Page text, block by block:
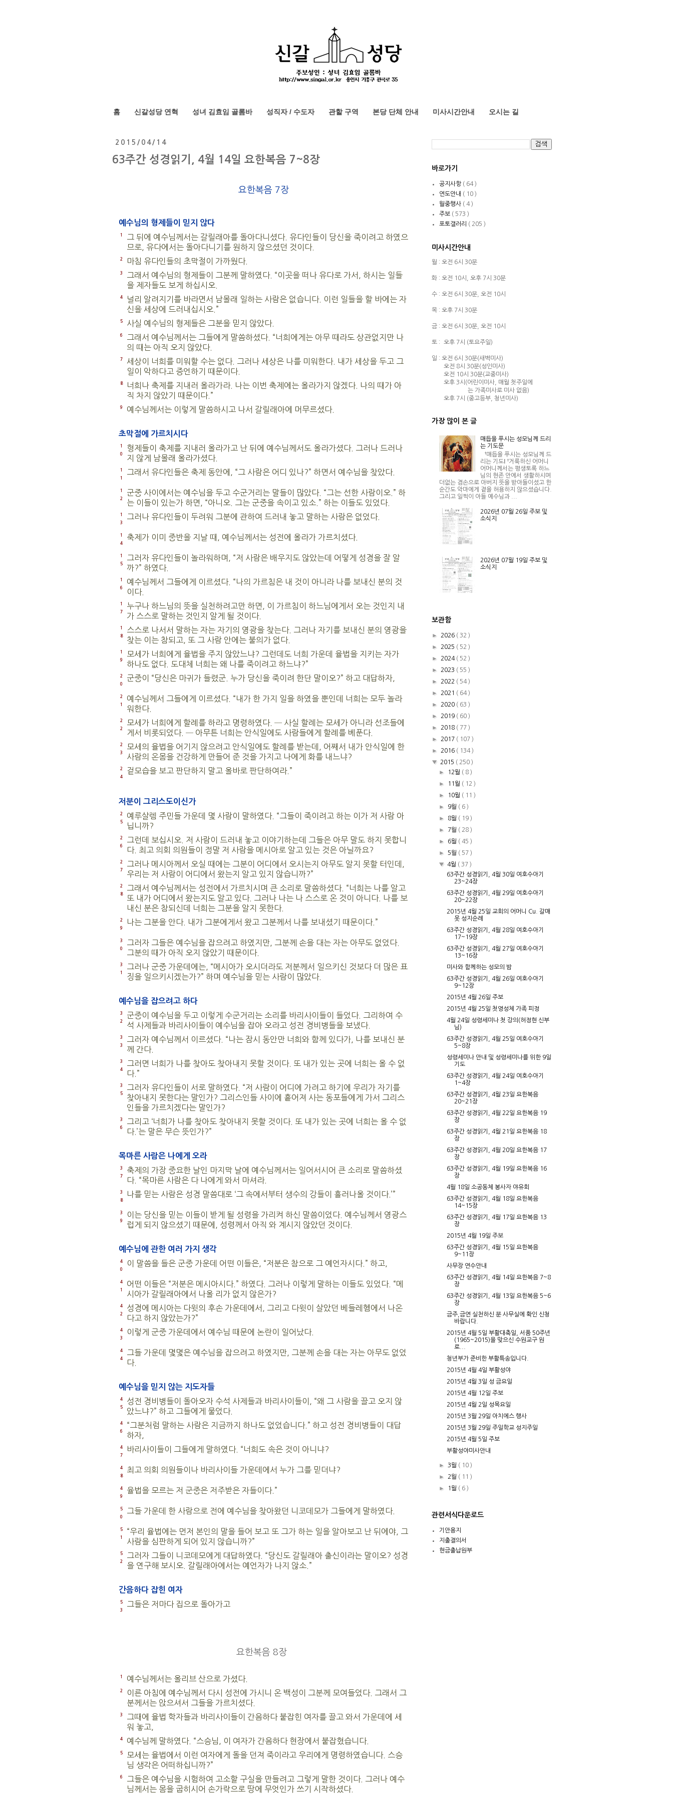
홈 신갈성당 연혁 성녀 김효임 골롬바 성직자 / 수도자 관할 구역 본당 단체 안내 미사시간안내 오시는 길
2015/04/14
63주간 성경읽기, 4월 14일 요한복음 7~8장
요한복음 7장
예수님의 형제들이 믿지 않다
1
그 뒤에 예수님께서는 갈릴래아를 돌아다니셨다. 유다인들이 당신을 죽이려고 하였으
므로, 유다에서는 돌아다니기를 원하지 않으셨던 것이다.
2 마침 유다인들의 초막절이 가까웠다.
3
그래서 예수님의 형제들이 그분께 말하였다. “이곳을 떠나 유다로 가서, 하시는 일들
을 제자들도 보게 하십시오.
4
널리 알려지기를 바라면서 남몰래 일하는 사람은 없습니다. 이런 일들을 할 바에는 자
신을 세상에 드러내십시오.”
5 사실 예수님의 형제들은 그분을 믿지 않았다.
6
그래서 예수님께서는 그들에게 말씀하셨다. “너희에게는 아무 때라도 상관없지만 나
의 때는 아직 오지 않았다.
7
세상이 너희를 미워할 수는 없다. 그러나 세상은 나를 미워한다. 내가 세상을 두고 그
일이 악하다고 증언하기 때문이다.
8
너희나 축제를 지내러 올라가라. 나는 이번 축제에는 올라가지 않겠다. 나의 때가 아
직 차지 않았기 때문이다.”
9 예수님께서는 이렇게 말씀하시고 나서 갈릴래아에 머무르셨다.
초막절에 가르치시다
1
0
형제들이 축제를 지내러 올라가고 난 뒤에 예수님께서도 올라가셨다. 그러나 드러나
지 않게 남몰래 올라가셨다.
1
1
그래서 유다인들은 축제 동안에, “그 사람은 어디 있나?” 하면서 예수님을 찾았다.
1
2
군중 사이에서는 예수님을 두고 수군거리는 말들이 많았다. “그는 선한 사람이오.” 하
는 이들이 있는가 하면, “아니오. 그는 군중을 속이고 있소.” 하는 이들도 있었다.
1
3
그러나 유다인들이 두려워 그분에 관하여 드러내 놓고 말하는 사람은 없었다.
1
4
축제가 이미 중반을 지날 때, 예수님께서는 성전에 올라가 가르치셨다.
1
5
그러자 유다인들이 놀라워하며, “저 사람은 배우지도 않았는데 어떻게 성경을 잘 알
까?” 하였다.
1
6
예수님께서 그들에게 이르셨다. “나의 가르침은 내 것이 아니라 나를 보내신 분의 것
이다.
1
7
누구나 하느님의 뜻을 실천하려고만 하면, 이 가르침이 하느님에게서 오는 것인지 내
가 스스로 말하는 것인지 알게 될 것이다.
1
8
스스로 나서서 말하는 자는 자기의 영광을 찾는다. 그러나 자기를 보내신 분의 영광을
찾는 이는 참되고, 또 그 사람 안에는 불의가 없다.
1
9
모세가 너희에게 율법을 주지 않았느냐? 그런데도 너희 가운데 율법을 지키는 자가
하나도 없다. 도대체 너희는 왜 나를 죽이려고 하느냐?”
2
0
군중이 “당신은 마귀가 들렸군. 누가 당신을 죽이려 한단 말이오?” 하고 대답하자,
2
1
예수님께서 그들에게 이르셨다. “내가 한 가지 일을 하였을 뿐인데 너희는 모두 놀라
워한다.
2
2
모세가 너희에게 할례를 하라고 명령하였다. ─ 사실 할례는 모세가 아니라 선조들에
게서 비롯되었다. ─ 아무튼 너희는 안식일에도 사람들에게 할례를 베푼다.
2
3
모세의 율법을 어기지 않으려고 안식일에도 할례를 받는데, 어째서 내가 안식일에 한
사람의 온몸을 건강하게 만들어 준 것을 가지고 나에게 화를 내느냐?
2
4
겉모습을 보고 판단하지 말고 올바로 판단하여라.”
저분이 그리스도이신가
2
5
예루살렘 주민들 가운데 몇 사람이 말하였다. “그들이 죽이려고 하는 이가 저 사람 아
닙니까?
2
6
그런데 보십시오. 저 사람이 드러내 놓고 이야기하는데 그들은 아무 말도 하지 못합니
다. 최고 의회 의원들이 정말 저 사람을 메시아로 알고 있는 것은 아닐까요?
2
7
그러나 메시아께서 오실 때에는 그분이 어디에서 오시는지 아무도 알지 못할 터인데,
우리는 저 사람이 어디에서 왔는지 알고 있지 않습니까?”
2
8
그래서 예수님께서는 성전에서 가르치시며 큰 소리로 말씀하셨다. “너희는 나를 알고
또 내가 어디에서 왔는지도 알고 있다. 그러나 나는 나 스스로 온 것이 아니다. 나를 보
내신 분은 참되신데 너희는 그분을 알지 못한다.
2
9
나는 그분을 안다. 내가 그분에게서 왔고 그분께서 나를 보내셨기 때문이다.”
3
0
그러자 그들은 예수님을 잡으려고 하였지만, 그분께 손을 대는 자는 아무도 없었다.
그분의 때가 아직 오지 않았기 때문이다.
3
1
그러나 군중 가운데에는, “메시아가 오시더라도 저분께서 일으키신 것보다 더 많은 표
징을 일으키시겠는가?” 하며 예수님을 믿는 사람이 많았다.
예수님을 잡으려고 하다
3
2
군중이 예수님을 두고 이렇게 수군거리는 소리를 바리사이들이 들었다. 그리하여 수
석 사제들과 바리사이들이 예수님을 잡아 오라고 성전 경비병들을 보냈다.
3
3
그러자 예수님께서 이르셨다. “나는 잠시 동안만 너희와 함께 있다가, 나를 보내신 분
께 간다.
3
4
그러면 너희가 나를 찾아도 찾아내지 못할 것이다. 또 내가 있는 곳에 너희는 올 수 없
다.”
3
5
그러자 유다인들이 서로 말하였다. “저 사람이 어디에 가려고 하기에 우리가 자기를
찾아내지 못한다는 말인가? 그리스인들 사이에 흩어져 사는 동포들에게 가서 그리스
인들을 가르치겠다는 말인가?
3
6
그리고 ‘너희가 나를 찾아도 찾아내지 못할 것이다. 또 내가 있는 곳에 너희는 올 수 없
다.’는 말은 무슨 뜻인가?”
목마른 사람은 나에게 오라
3
7
축제의 가장 중요한 날인 마지막 날에 예수님께서는 일어서시어 큰 소리로 말씀하셨
다. “목마른 사람은 다 나에게 와서 마셔라.
3
8
나를 믿는 사람은 성경 말씀대로 ‘그 속에서부터 생수의 강들이 흘러나올 것이다.’”
3
9
이는 당신을 믿는 이들이 받게 될 성령을 가리켜 하신 말씀이었다. 예수님께서 영광스
럽게 되지 않으셨기 때문에, 성령께서 아직 와 계시지 않았던 것이다.
예수님에 관한 여러 가지 생각
4
0
이 말씀을 들은 군중 가운데 어떤 이들은, “저분은 참으로 그 예언자시다.” 하고,
4
1
어떤 이들은 “저분은 메시아시다.” 하였다. 그러나 이렇게 말하는 이들도 있었다. “메
시아가 갈릴래아에서 나올 리가 없지 않은가?
4
2
성경에 메시아는 다윗의 후손 가운데에서, 그리고 다윗이 살았던 베들레헴에서 나온
다고 하지 않았는가?”
4
3
이렇게 군중 가운데에서 예수님 때문에 논란이 일어났다.
4
4
그들 가운데 몇몇은 예수님을 잡으려고 하였지만, 그분께 손을 대는 자는 아무도 없었
다.
예수님을 믿지 않는 지도자들
4
5
성전 경비병들이 돌아오자 수석 사제들과 바리사이들이, “왜 그 사람을 끌고 오지 않
았느냐?” 하고 그들에게 물었다.
4
6
“그분처럼 말하는 사람은 지금까지 하나도 없었습니다.” 하고 성전 경비병들이 대답
하자,
4
7
바리사이들이 그들에게 말하였다. “너희도 속은 것이 아니냐?
4
8
최고 의회 의원들이나 바리사이들 가운데에서 누가 그를 믿더냐?
4
9
율법을 모르는 저 군중은 저주받은 자들이다.”
5
0
그들 가운데 한 사람으로 전에 예수님을 찾아왔던 니코데모가 그들에게 말하였다.
5
1
“우리 율법에는 먼저 본인의 말을 들어 보고 또 그가 하는 일을 알아보고 난 뒤에야, 그
사람을 심판하게 되어 있지 않습니까?”
5
2
그러자 그들이 니코데모에게 대답하였다. “당신도 갈릴래아 출신이라는 말이오? 성경
을 연구해 보시오. 갈릴래아에서는 예언자가 나지 않소.”
간음하다 잡힌 여자
5
3
그들은 저마다 집으로 돌아가고
요한복음 8장
1 예수님께서는 올리브 산으로 가셨다.
2
이른 아침에 예수님께서 다시 성전에 가시니 온 백성이 그분께 모여들었다. 그래서 그
분께서는 앉으셔서 그들을 가르치셨다.
3
그때에 율법 학자들과 바리사이들이 간음하다 붙잡힌 여자를 끌고 와서 가운데에 세
워 놓고,
4 예수님께 말하였다. “스승님, 이 여자가 간음하다 현장에서 붙잡혔습니다.
5
모세는 율법에서 이런 여자에게 돌을 던져 죽이라고 우리에게 명령하였습니다. 스승
님 생각은 어떠하십니까?”
6
그들은 예수님을 시험하여 고소할 구실을 만들려고 그렇게 말한 것이다. 그러나 예수
님께서는 몸을 굽히시어 손가락으로 땅에 무엇인가 쓰기 시작하셨다.
바로가기
공지사항 ( 64 )
연도안내 ( 10 )
월중행사 ( 4 )
주보 ( 573 )
포토갤러리 ( 205 )
미사시간안내
월 : 오전 6시 30분
화 : 오전 10시, 오후 7시 30분
수 : 오전 6시 30분, 오전 10시
목 : 오후 7시 30분
금 : 오전 6시 30분, 오전 10시
토 : 오후 7시 (토요주일)
일 : 오전 6시 30분(새벽미사)
오전 8시 30분(성인미사)
오전 10시 30분(교중미사)
오후 3시(어린이미사, 매월 첫주일에
는 가족미사로 미사 없음)
오후 7시 (중고등부, 청년미사)
가장 많이 본 글
매듭을 푸시는 성모님께 드리
는 기도문
†매듭을 푸시는 성모님께 드
리는 기도Ⅰ †거룩하신 어머니
어머니께서는 평생토록 하느
님의 현존 안에서 생활하시며
더없는 겸손으로 아버지 뜻을 받아들이셨고 한
순간도 악마에게 곁을 허용하지 않으셨습니다.
그리고 일찍이 아들 예수님과 ...
2026년 07월 26일 주보 및
소식지
2026년 07월 19일 주보 및
소식지
보관함
► 2026 ( 32 )
► 2025 ( 52 )
► 2024 ( 52 )
► 2023 ( 55 )
► 2022 ( 54 )
► 2021 ( 64 )
► 2020 ( 63 )
► 2019 ( 60 )
► 2018 ( 77 )
► 2017 ( 107 )
► 2016 ( 134 )
▼ 2015 ( 250 )
►
12월 ( 8 )
►
11월 ( 12 )
►
10월 ( 11 )
► 9월 ( 6 )
► 8월 ( 19 )
► 7월 ( 28 )
► 6월 ( 45 )
► 5월 ( 57 )
▼4월 ( 37 )
63주간 성경읽기, 4월 30일 여호수아기
23~24장
63주간 성경읽기, 4월 29일 여호수아기
20~22장
2015년 4월 25일 교회의 어머니 Cu. 갈매
못 성지순례
63주간 성경읽기, 4월 28일 여호수아기
17~19장
63주간 성경읽기, 4월 27일 여호수아기
13~16장
미사와 함께하는 성모의 밤
63주간 성경읽기, 4월 26일 여호수아기
9~12장
2015년 4월 26일 주보
2015년 4월 25일 첫영성체 가족 피정
4월 24일 성령세미나 첫 강의(허정현 신부
님)
63주간 성경읽기, 4월 25일 여호수아기
5~8장
성령세미나 안내 및 성령세미나를 위한 9일
기도
63주간 성경읽기, 4월 24일 여호수아기
1~4장
63주간 성경읽기, 4월 23일 요한복음
20~21장
63주간 성경읽기, 4월 22일 요한복음 19
장
63주간 성경읽기, 4월 21일 요한복음 18
장
63주간 성경읽기, 4월 20일 요한복음 17
장
63주간 성경읽기, 4월 19일 요한복음 16
장
4월 18일 소공동체 봉사자 야유회
63주간 성경읽기, 4월 18일 요한복음
14~15장
63주간 성경읽기, 4월 17일 요한복음 13
장
2015년 4월 19일 주보
63주간 성경읽기, 4월 15일 요한복음
9~11장
사무장 연수안내
63주간 성경읽기, 4월 14일 요한복음 7~8
장
63주간 성경읽기, 4월 13일 요한복음 5~6
장
금주,금연 실천하신 분 사무실에 확인 신청
바랍니다.
2015년 4월 5일 부활대축일, 서품 50주년
(1965~2015)을 맞으신 수원교구 원
로...
청년부가 준비한 부활특송입니다.
2015년 4월 4일 부활성야
2015년 4월 3일 성 금요일
2015년 4월 12일 주보
2015년 4월 2일 성목요일
2015년 3월 29일 아치에스 행사
2015년 3월 29일 주일학교 성지주일
2015년 4월 5일 주보
부활성야미사안내
► 3월 ( 10 )
► 2월 ( 11 )
►
1월 ( 6 )
관련서식다운로드
기안용지
지출결의서
현금출납원부